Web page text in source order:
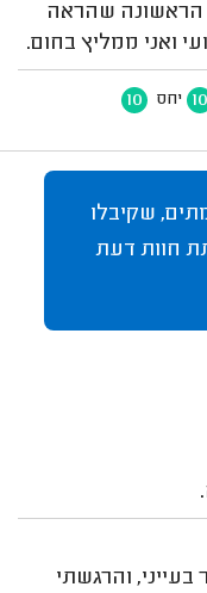
הראשונה שהראה
ואני ממליץ בחום.
10 יחס 10
שקיבלו
חוות דעת
והרגשתי